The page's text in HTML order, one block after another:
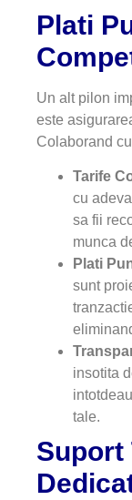
Plati
Un alt pilon
este
Colaborand
Tarife
cu
sa fii
munca
Plati
sunt
insotita
tale.
Suport